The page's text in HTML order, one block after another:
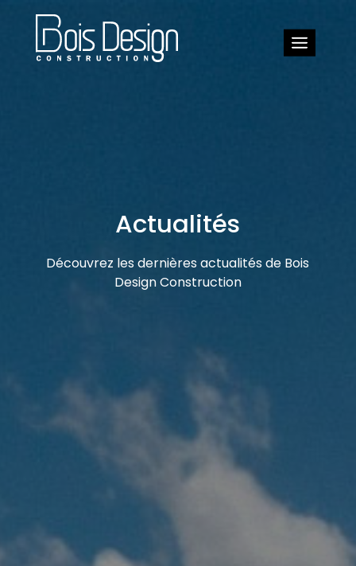
Actualités
Découvrez les dernières actualités de Bois
Design Construction